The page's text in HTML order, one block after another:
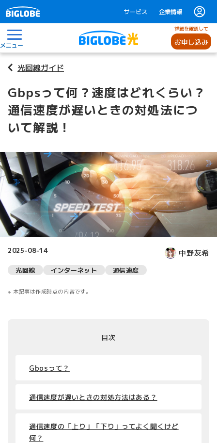
サービス 企業情報
メニュー
詳細を確認して
お申し込み
光回線ガイド
Gbpsって何？速度はどれくらい？
通信速度が遅いときの対処法につ
いて解説！
2025-08-14 中野友希
光回線 インターネット 通信速度
本記事は作成時点の内容です。
目次
Gbpsって？
通信速度が遅いときの対処方法はある？
通信速度の「上り」「下り」ってよく聞くけど
何？